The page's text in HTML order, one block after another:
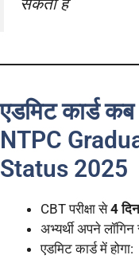
सकता है
एडमिट कार्ड
NTPC
Status 2025
CBT परीक्षा से4
अभ्यर्थी अपने
एडमिट कार्ड में होगा: